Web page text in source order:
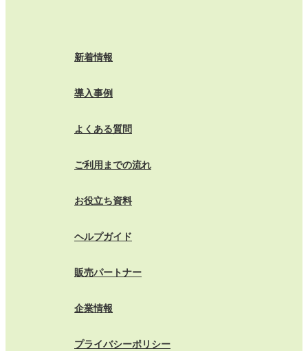
新着情報
導入事例
よくある質問
ご利用までの流れ
お役立ち資料
ヘルプガイド
販売パートナー
企業情報
プライバシーポリシー